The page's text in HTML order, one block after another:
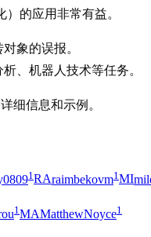
的应用非常有益。
象的误报。
、机器人技术等任务。
细信息和示例。
1 RAraimbekovm1 MI
1MAMatthewNoyce1